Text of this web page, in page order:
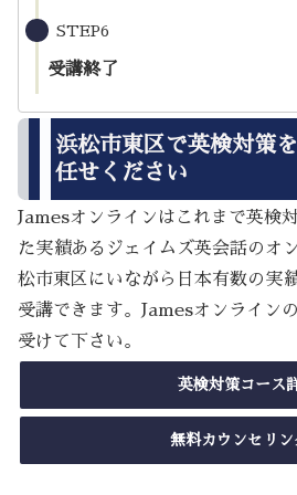
STEP6
受講終了
浜松市東区で英検対策
任せください
Jamesオンラインはこれまで英検
た実績あるジェイムズ英会話のオ
松市東区にいながら日本有数の実
受講できます。Jamesオンライン
受けて下さい。
英検対策コース
無料カウンセリン